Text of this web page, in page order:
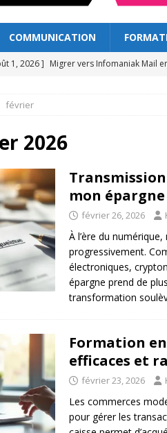
COMMUNICATION
1, 2026 ] Migrer vers Infomaniak Mail
24, 2026 ]
20, 2026 ] Protocole pour la
DIGITALE
février
2026
mon épargne
février 26, 2026
À l’ère du
progressivement.
électroniques,
épargne prend de
transformation
Formation
efficaces et
février 23, 2026
Les commerces
pour gérer les